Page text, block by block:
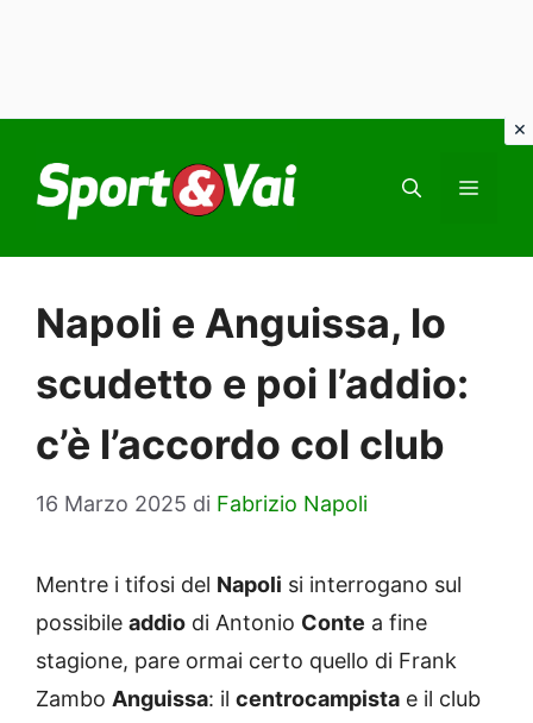
contenuto
Napoli e Anguissa, lo
scudetto e poi l’addio:
c’è l’accordo col club
16 Marzo 2025 di Fabrizio Napoli
Mentre i tifosi del Napoli si interrogano sul
possibile addio di Antonio Conte a fine
stagione, pare ormai certo quello di Frank
Zambo Anguissa: il centrocampista e il club